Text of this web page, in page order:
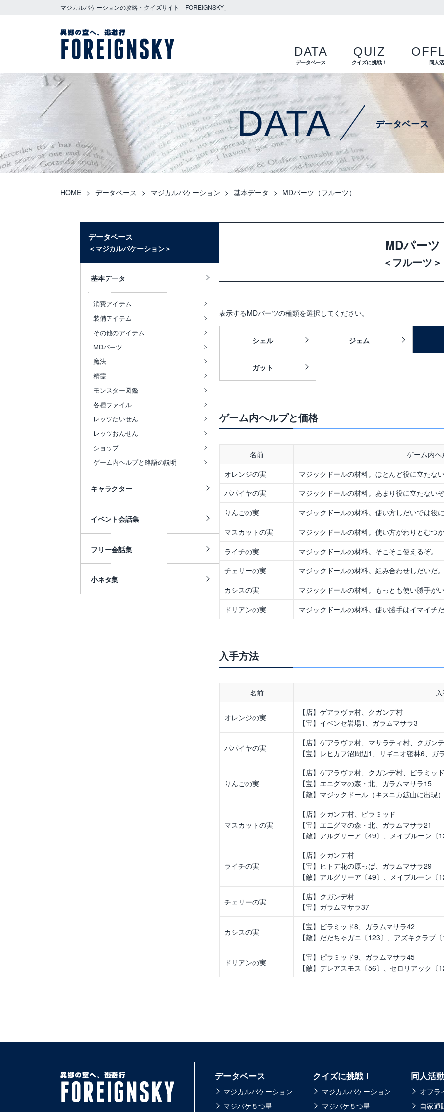
マジカルバケーションの攻略・クイズサイト「FOREIGNSKY」
DATA
データベース
QUIZ
クイズに挑戦！ 同人
DATA データベース
HOME データベース マジカルバケーション 基本データ MDパーツ（フルーツ）
MDパーツ
＜フルーツ＞
表示するMDパーツの種類を選択してください。
シェル ジェム
ガット
ゲーム内ヘルプと価格
名前 ゲーム内ヘ
オレンジの実
マジックドールの材料。ほとんど役に立たない
パパイヤの実
マジックドールの材料。あまり役に立たないぞ
りんごの実
マジックドールの材料。使い方しだいでは役に
マスカットの実
マジックドールの材料。使い方がわりとむつか
ライチの実
マジックドールの材料。そこそこ使えるぞ。
チェリーの実
マジックドールの材料。組み合わせしだいだ。
カシスの実
マジックドールの材料。もっとも使い勝手がい
ドリアンの実
マジックドールの材料。使い勝手はイマイチだ
入手方法
名前
オレンジの実
【店】ゲアラヴァ村、クガンデ村
【宝】イベンセ岩場1、ガラムマサラ3
パパイヤの実
【店】ゲアラヴァ村、マサラティ村、クガン
【宝】レヒカフ沼周辺1、リギニオ密林6、ガ
りんごの実
【店】ゲアラヴァ村、クガンデ村、ピラミッド
【宝】エニグマの森・北、ガラムマサラ15
【敵】マジックドール（キスニカ鉱山に出現）
マスカットの実
【店】クガンデ村、ピラミッド
【宝】エニグマの森・北、ガラムマサラ21
【敵】アルグリーア〔49〕、メイプルーン〔
ライチの実
【店】クガンデ村
【宝】ヒトデ花の原っぱ、ガラムマサラ29
【敵】アルグリーア〔49〕、メイプルーン〔
チェリーの実
【店】クガンデ村
【宝】ガラムマサラ37
カシスの実
【宝】ピラミッド8、ガラムマサラ42
【敵】だだちゃガニ〔123〕、アズキクラブ
ドリアンの実
【宝】ピラミッド9、ガラムマサラ45
【敵】デレアスモス〔56〕、セロリアック〔
データベース
＜マジカルバケーション＞
基本データ
消費アイテム
装備アイテム
その他のアイテム
MDパーツ
魔法
精霊
モンスター図鑑
各種ファイル
レッツたいせん
レッツおんせん
ショップ
ゲーム内ヘルプと略語の説明
キャラクター
イベント会話集
フリー会話集
小ネタ集
データベース
マジカルバケーション
マジバケ５つ星
クイズに挑戦！
マジカルバケーション
マジバケ５つ星
同人活動
オフラ
自家通